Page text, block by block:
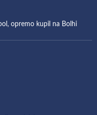
opremo kupil na Bolhi